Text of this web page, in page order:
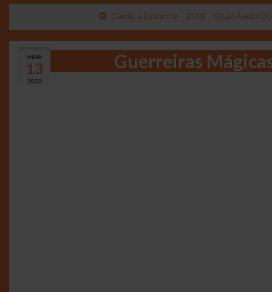
Carrie, a Estranha – 2002 – (Dual Áudio/
MAR
13
2023
Guerreiras